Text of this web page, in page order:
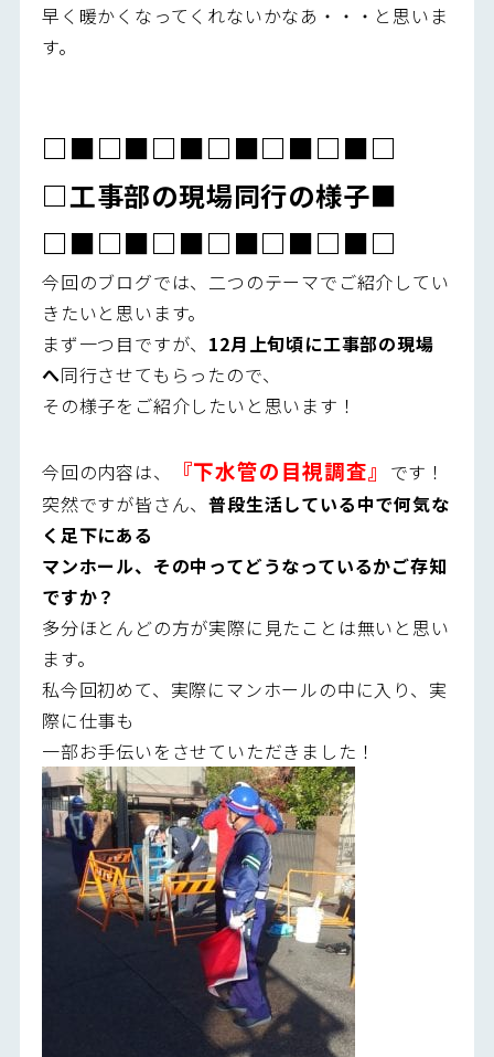
早く暖かくなってくれないかなあ・・・と思いま
す。
□■□■□■□■□■□■□
□工事部の現場同行の様子■
□■□■□■□■□■□■□
今回のブログでは、二つのテーマでご紹介してい
きたいと思います。
まず一つ目ですが、 12月上旬頃に工事部の現場
へ同行させてもらったので、
その様子をご紹介したいと思います！
今回の内容は、 『下水管の目視調査』 です！
突然ですが皆さん、普段生活している中で何気な
く足下にある
マンホール、その中ってどうなっているかご存知
ですか？
多分ほとんどの方が実際に見たことは無いと思い
ます。
私今回初めて、実際にマンホールの中に入り、実
際に仕事も
一部お手伝いをさせていただきました！